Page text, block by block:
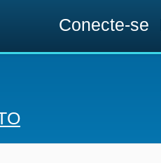
Conecte-se